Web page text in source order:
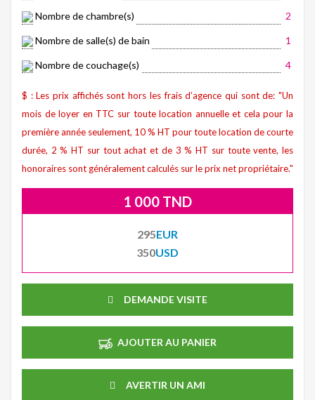
Nombre de chambre(s) 2
Nombre de salle(s) de bain 1
Nombre de couchage(s) 4
$ : Les prix affichés sont hors les frais d’agence qui sont de: "Un
mois de loyer en TTC sur toute location annuelle et cela pour la
première année seulement, 10 % HT pour toute location de courte
durée, 2 % HT sur tout achat et de 3 % HT sur toute vente, les
honoraires sont généralement calculés sur le prix net propriétaire."
1 000 TND
295EUR
350USD
DEMANDE VISITE
AJOUTER AU PANIER
AVERTIR UN AMI